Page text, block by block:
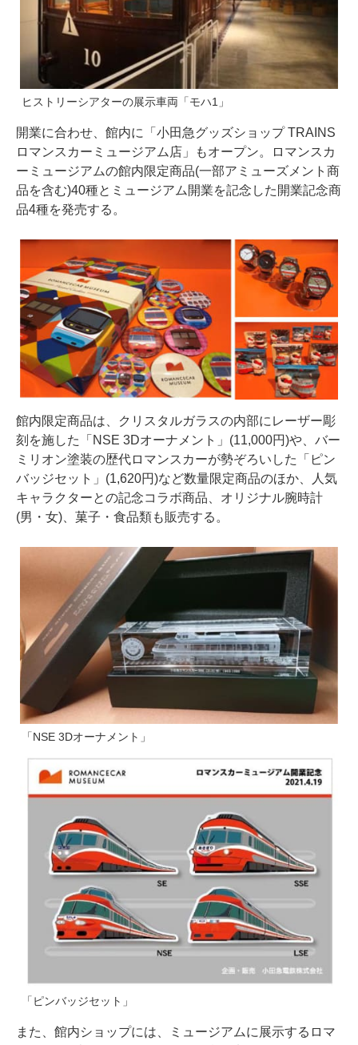
ヒストリーシアターの展示車両「モハ1」
開業に合わせ、館内に「小田急グッズショップ TRAINS
ロマンスカーミュージアム店」もオープン。ロマンスカ
ーミュージアムの館内限定商品(一部アミューズメント商
品を含む)40種とミュージアム開業を記念した開業記念商
品4種を発売する。
館内限定商品は、クリスタルガラスの内部にレーザー彫
刻を施した「NSE 3Dオーナメント」(11,000円)や、バー
ミリオン塗装の歴代ロマンスカーが勢ぞろいした「ピン
バッジセット」(1,620円)など数量限定商品のほか、人気
キャラクターとの記念コラボ商品、オリジナル腕時計
(男・女)、菓子・食品類も販売する。
「NSE 3Dオーナメント」
「ピンバッジセット」
また、館内ショップには、ミュージアムに展示するロマ